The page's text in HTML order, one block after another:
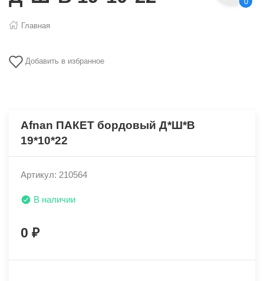
Главная
Добавить в избранное
Afnan ПАКЕТ бордовый Д*Ш*В
19*10*22
Артикул: 210564
В наличии
0